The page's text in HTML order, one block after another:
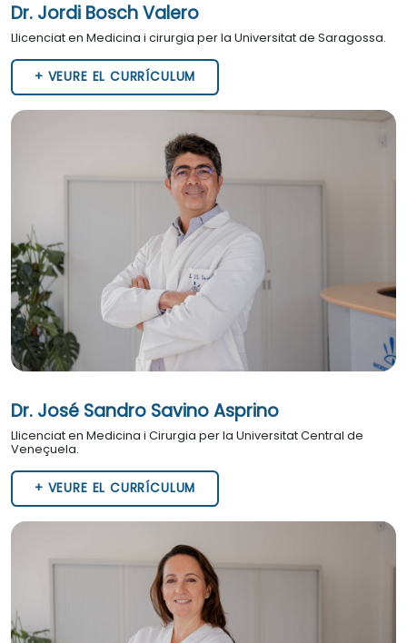
Dr. Jordi Bosch Valero
Llicenciat en Medicina i cirurgia per la Universitat de Saragossa.
+ VEURE EL CURRÍCULUM
Dr. José Sandro Savino Asprino
Llicenciat en Medicina i Cirurgia per la Universitat Central de
Veneçuela.
+ VEURE EL CURRÍCULUM